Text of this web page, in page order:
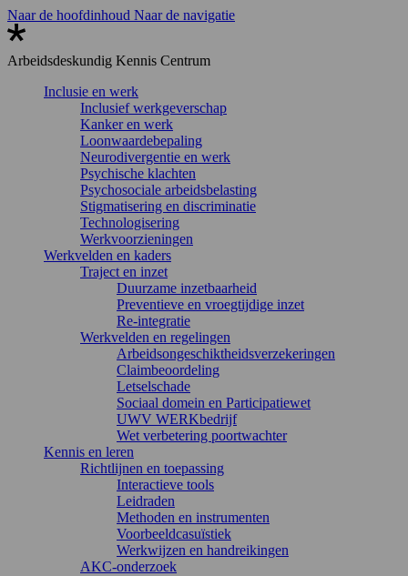
Naar de hoofdinhoud Naar de navigatie
Arbeidsdeskundig Kennis Centrum
Inclusie en werk
Inclusief werkgeverschap
Kanker en werk
Loonwaardebepaling
Neurodivergentie en werk
Psychische klachten
Psychosociale arbeidsbelasting
Stigmatisering en discriminatie
Technologisering
Werkvoorzieningen
Werkvelden en kaders
Traject en inzet
Duurzame inzetbaarheid
Preventieve en vroegtijdige inzet
Re-integratie
Werkvelden en regelingen
Arbeidsongeschiktheidsverzekeringen
Claimbeoordeling
Letselschade
Sociaal domein en Participatiewet
UWV WERKbedrijf
Wet verbetering poortwachter
Kennis en leren
Richtlijnen en toepassing
Interactieve tools
Leidraden
Methoden en instrumenten
Voorbeeldcasuïstiek
Werkwijzen en handreikingen
AKC-onderzoek